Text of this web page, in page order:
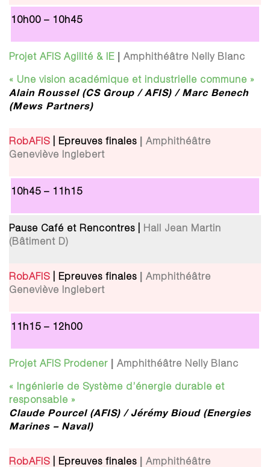
10h00 – 10h45
Projet AFIS Agilité & IE | Amphithéâtre Nelly Blanc
« Une vision académique et industrielle commune »
Alain Roussel (CS Group / AFIS) / Marc Benech
(Mews Partners)
RobAFIS | Epreuves finales | Amphithéâtre
Geneviève Inglebert
10h45 – 11h15
Pause Café et Rencontres | Hall Jean Martin
(Bâtiment D)
RobAFIS | Epreuves finales | Amphithéâtre
Geneviève Inglebert
11h15 – 12h00
Projet AFIS Prodener | Amphithéâtre Nelly Blanc
« Ingénierie de Système d’énergie durable et
responsable »
Claude Pourcel (AFIS) / Jérémy Bioud (Energies
Marines – Naval)
RobAFIS | Epreuves finales | Amphithéâtre